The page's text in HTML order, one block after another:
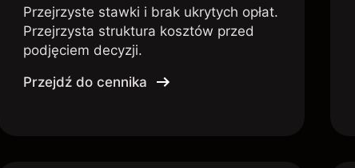
Przejrzyste stawki i brak ukrytych opłat.
Przejrzysta struktura kosztów przed
podjęciem decyzji.
Przejdź do cennika